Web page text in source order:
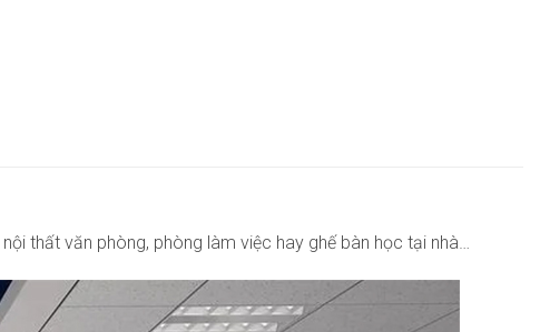
thất văn phòng, phòng làm việc hay ghế bàn học tại nhà…